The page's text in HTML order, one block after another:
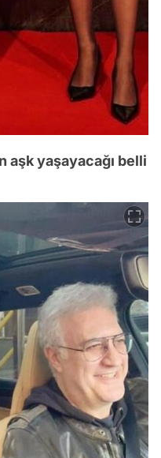
aşk yaşayacağı belli